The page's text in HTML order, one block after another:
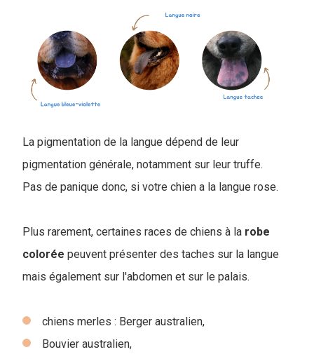
La pigmentation de la langue dépend de leur
pigmentation générale, notamment sur leur truffe.
Pas de panique donc, si votre chien a la langue rose.
Plus rarement, certaines races de chiens à la robe
colorée peuvent présenter des taches sur la langue
mais également sur l'abdomen et sur le palais.
chiens merles : Berger australien,
Bouvier australien,